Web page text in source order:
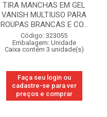
TIRA MANCHAS EM GEL
VANISH MULTIUSO PARA
ROUPAS BRANCAS E CO...
Código: 323055
Embalagem: Unidade
Caixa contém 3 unidade(s)
Faça seu login ou
cadastre-se para ver
preços e comprar